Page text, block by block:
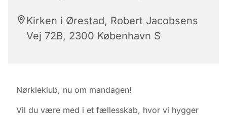
Kirken i Ørestad, Robert Jacobsens
Vej 72B, 2300 København S
Nørkleklub, nu om mandagen!
Vil du være med i et fællesskab, hvor vi hygger